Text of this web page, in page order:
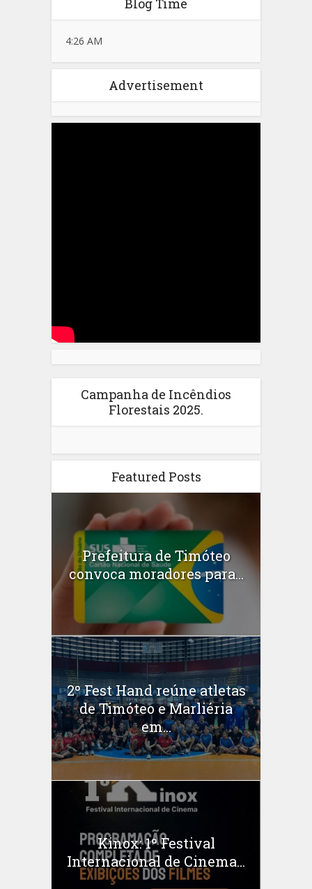
Blog Time
4:26 AM
Advertisement
Campanha de Incêndios
Florestais 2025.
Featured Posts
Prefeitura de Timóteo
convoca moradores para...
2º Fest Hand reúne atletas
de Timóteo e Marliéria
em...
Kinox: 1º Festival
Internacional de Cinema...